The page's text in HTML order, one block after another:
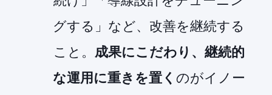
グする」など、改善を継続する
こと。 成果にこだわり、継続的
な運用に重きを置く のがイノー